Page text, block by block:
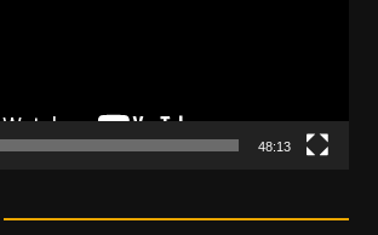
48:13